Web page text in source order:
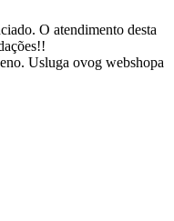
O atendimento desta
Usluga ovog webshopa